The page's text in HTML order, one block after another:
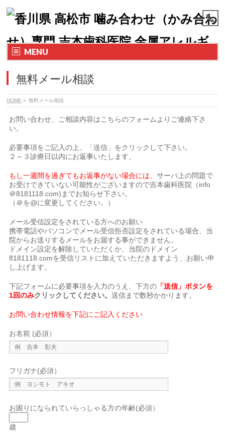
MENU
無料メール相談
HOME » 無料メール相談
お問い合わせ、ご相談内容はこちらのフォームよりご連絡下さ
い。
必要事項をご記入の上、「送信」をクリックして下さい。
２～３診療日以内にお返事いたします。
もし一週間を過ぎてもお返事がない場合には、サーバ上の問題で
お受けできていない可能性がございますので吉本歯科医院（info
＠8181118.com)までお知らせ下さい。
（＠を@に変更してください。）
メール受信設定をされている方へのお願い
携帯電話やパソコンでメール受信拒否設定をされている場合、当
院からお送りするメールをお届する事ができません。
ドメイン設定を解除していただくか、当院のドメイン
8181118.comを受信リストに加えていただきますよう、お願い申
し上げます。
下記フォームに必要事項を入力のうえ、下方の 「送信」ボタンを
1回のみクリックしてください。送信まで数秒かかります。
お問い合わせ情報を下記にご記入ください
お名前 (必須）
フリガナ(必須）
お困りになられていらっしゃる方の年齢(必須）
歳